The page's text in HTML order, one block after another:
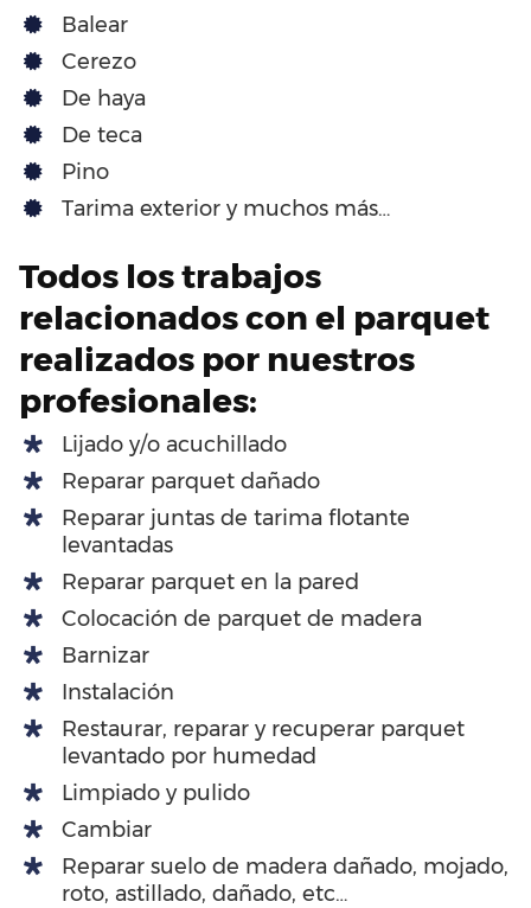
Balear
Cerezo
De haya
De teca
Pino
Tarima exterior y muchos más…
Todos los trabajos
relacionados con el parquet
realizados por nuestros
profesionales:
Lijado y/o acuchillado
Reparar parquet dañado
Reparar juntas de tarima flotante
levantadas
Reparar parquet en la pared
Colocación de parquet de madera
Barnizar
Instalación
Restaurar, reparar y recuperar parquet
levantado por humedad
Limpiado y pulido
Cambiar
Reparar suelo de madera dañado, mojado,
roto, astillado, dañado, etc…